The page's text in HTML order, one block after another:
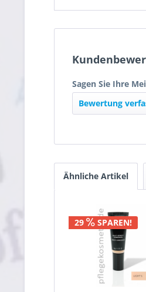
Sagen Sie Ihre
Bewertung
Ähnliche Artikel
29 SPAREN!